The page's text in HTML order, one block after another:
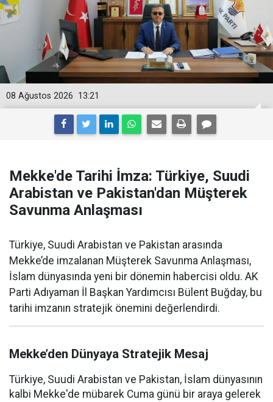
13:21
08 Ağustos 2026
Mekke'de Tarihi İmza: Türkiye, Suudi
Arabistan ve Pakistan'dan Müşterek
Savunma Anlaşması
Türkiye, Suudi Arabistan ve Pakistan arasında
Mekke’de imzalanan Müşterek Savunma Anlaşması,
İslam dünyasında yeni bir dönemin habercisi oldu. AK
Parti Adıyaman İl Başkan Yardımcısı Bülent Buğday, bu
tarihi imzanın stratejik önemini değerlendirdi.
Mekke’den Dünyaya Stratejik Mesaj
Türkiye, Suudi Arabistan ve Pakistan, İslam dünyasının
kalbi Mekke'de mübarek Cuma günü bir araya gelerek